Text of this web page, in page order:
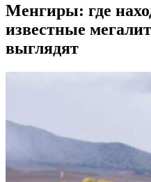
Менгиры: где
известные
выглядят